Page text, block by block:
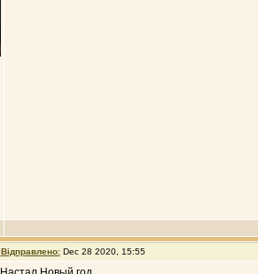
Відправлено: Dec 28 2020, 15:55